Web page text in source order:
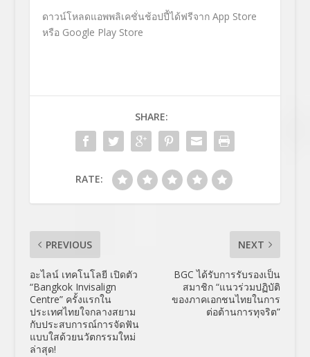
ดาวน์โหลดแอพพลิเคชั่นช้อปปี้ได้ฟรีจาก App Store
หรือ Google Play Store
SHARE:
RATE:
PREVIOUS
อะไลน์ เทคโนโลยี เปิดตัว
“Bangkok Invisalign
Centre” ครั้งแรกใน
ประเทศไทยใจกลางสยาม
กับประสบการณ์การจัดฟัน
แบบใสด้วยนวัตกรรมใหม่
ล่าสุด!
NEXT
BGC ได้รับการรับรองเป็น
สมาชิก “แนวร่วมปฏิบัติ
ของภาคเอกชนไทยในการ
ต่อต้านการทุจริต”